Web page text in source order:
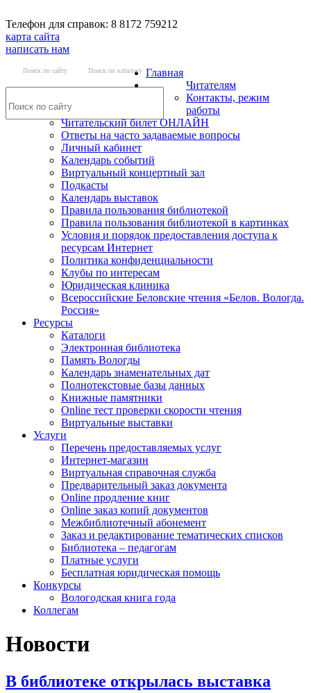
Телефон для справок: 8 8172 759212
карта сайта
написать нам
Поиск по сайту Поиск по каталогу Главная
Читателям
Контакты, режим
работы
Читательский билет ОНЛАЙН
Ответы на часто задаваемые вопросы
Личный кабинет
Календарь событий
Виртуальный концертный зал
Подкасты
Календарь выставок
Правила пользования библиотекой
Правила пользования библиотекой в картинках
Условия и порядок предоставления доступа к
ресурсам Интернет
Политика конфиденциальности
Клубы по интересам
Юридическая клиника
Всероссийские Беловские чтения «Белов. Вологда.
Россия»
Ресурсы
Каталоги
Электронная библиотека
Память Вологды
Календарь знаменательных дат
Полнотекстовые базы данных
Книжные памятники
Online тест проверки скорости чтения
Виртуальные выставки
Услуги
Перечень предоставляемых услуг
Интернет-магазин
Виртуальная справочная служба
Предварительный заказ документа
Online продление книг
Online заказ копий документов
Межбиблиотечный абонемент
Заказ и редактирование тематических списков
Библиотека – педагогам
Платные услуги
Бесплатная юридическая помощь
Конкурсы
Вологодская книга года
Коллегам
Новости
В библиотеке открылась выставка